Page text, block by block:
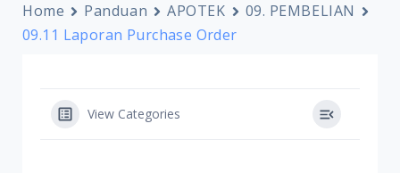
Home Panduan APOTEK
09. PEMBELIAN
09.11 Laporan Purchase Order
View Categories